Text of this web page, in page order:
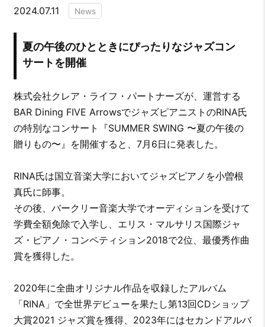
2024.07.11 News
夏の午後のひとときにぴったりなジャズコン
サートを開催
株式会社クレア・ライフ・パートナーズが、運営する
BAR Dining FIVE ArrowsでジャズピアニストのRINA氏
の特別なコンサート『SUMMER SWING 〜夏の午後の
贈りもの〜』を開催すると、7月6日に発表した。
RINA氏は国立音楽大学においてジャズピアノを小曽根
真氏に師事。
その後、バークリー音楽大学でオーディションを受けて
学費全額免除で入学し、エリス・マルサリス国際ジャ
ズ・ピアノ・コンペティション2018で2位、最優秀作曲
賞を獲得した。
2020年に全曲オリジナル作品を収録したアルバム
「RINA」で全世界デビューを果たし第13回CDショップ
大賞2021 ジャズ賞を獲得、2023年にはセカンドアルバ